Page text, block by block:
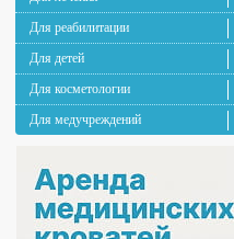
Для реабилитации
Для детей
Для косметологии
Для медучреждений